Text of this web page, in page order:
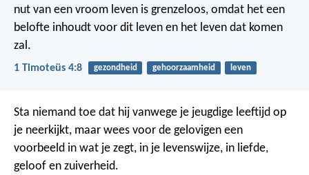
nut van een vroom leven is grenzeloos, omdat het een
belofte inhoudt voor dit leven en het leven dat komen
zal.
1 Timoteüs 4:8 gezondheid gehoorzaamheid leven
Sta niemand toe dat hij vanwege je jeugdige leeftijd op
je neerkijkt, maar wees voor de gelovigen een
voorbeeld in wat je zegt, in je levenswijze, in liefde,
geloof en zuiverheid.